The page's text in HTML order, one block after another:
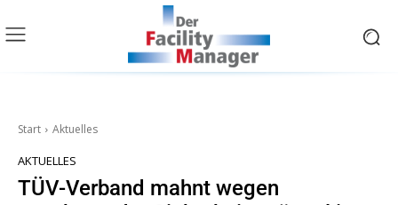
Start Aktuelles
AKTUELLES
TÜV-Verband mahnt wegen